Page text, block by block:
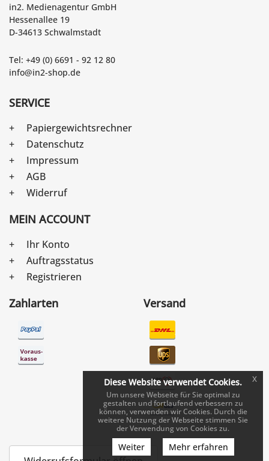
in2. Medienagentur GmbH
Hessenallee 19
D-34613 Schwalmstadt
Tel: +49 (0) 6691 - 92 12 80
info@in2-shop.de
SERVICE
Papiergewichtsrechner
Datenschutz
Impressum
AGB
Widerruf
MEIN ACCOUNT
Ihr Konto
Auftragsstatus
Registrieren
Zahlarten Versand
Diese Website verwendet Cookies.
Um unsere Webseite für Sie optimal zu
gestalten und fortlaufend verbessern zu
können, verwenden wir Cookies. Durch die
weitere Nutzung der Webseite stimmen Sie
der Verwendung von Cookies zu.
Weiter Mehr erfahren
x